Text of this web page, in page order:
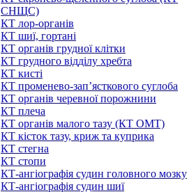
СНЩС)
КТ лор-органів
КТ шиї, гортані
КТ органів грудної клітки
КТ грудного відділу хребта
КТ кисті
КТ променево-зап’ясткового суглоба
КТ органів черевної порожнини
КТ плеча
КТ органів малого тазу (КТ ОМТ)
КТ кісток тазу, криж та куприка
КТ стегна
КТ стопи
КТ-ангіографія судин головного мозку
КТ-ангіографія судин шиї